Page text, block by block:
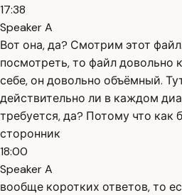
17:38
Speaker A
Вот она, да? Смотрим этот
посмотреть, то файл довольно
себе, он довольно объёмный.
действительно ли в каждом
требуется, да? Потому что как
сторонник
18:00
Speaker A
вообще коротких ответов, то